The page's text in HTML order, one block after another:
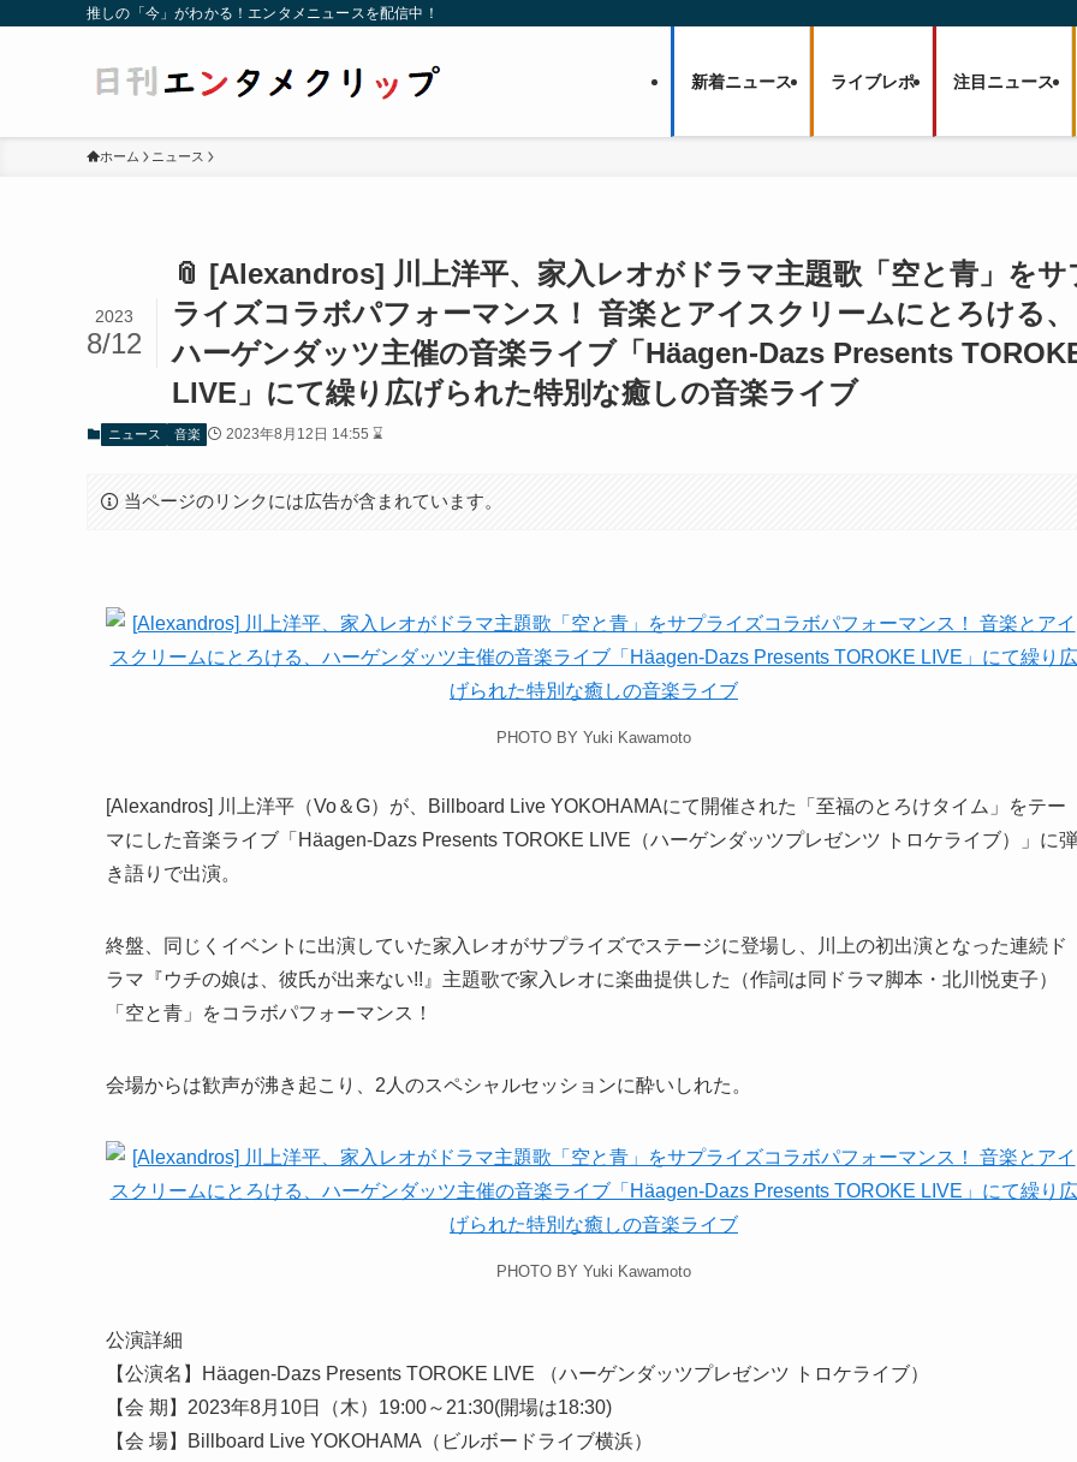
推しの「今」がわかる！エンタメニュースを配信中！
新着ニュース ライブレポ 注目ニュース
ホーム ニュース
📎 [Alexandros] 川上洋平、家入レオがドラマ主題歌「空と青」をサ
ライズコラボパフォーマンス！ 音楽とアイスクリームにとろける、
ハーゲンダッツ主催の音楽ライブ「Häagen-Dazs Presents
LIVE」にて繰り広げられた特別な癒しの音楽ライブ
2023
8/12
ニュース 音楽 2023年8月12日 14:55 ⌛
当ページのリンクには広告が含まれています。
PHOTO BY Yuki Kawamoto
[Alexandros] 川上洋平（Vo＆G）が、Billboard Live YOKOHAMAにて開催された「至福のとろけタイム」をテー
マにした音楽ライブ「Häagen-Dazs Presents TOROKE LIVE（ハーゲンダッツプレゼンツ トロケライブ）」に弾
き語りで出演。
終盤、同じくイベントに出演していた家入レオがサプライズでステージに登場し、川上の初出演となった連続ド
ラマ『ウチの娘は、彼氏が出来ない!!』主題歌で家入レオに楽曲提供した（作詞は同ドラマ脚本・北川悦吏子）
「空と青」をコラボパフォーマンス！
会場からは歓声が沸き起こり、2人のスペシャルセッションに酔いしれた。
PHOTO BY Yuki Kawamoto
公演詳細
【公演名】Häagen-Dazs Presents TOROKE LIVE （ハーゲンダッツプレゼンツ トロケライブ）
【会 期】2023年8月10日（木）19:00～21:30(開場は18:30)
【会 場】Billboard Live YOKOHAMA（ビルボードライブ横浜）